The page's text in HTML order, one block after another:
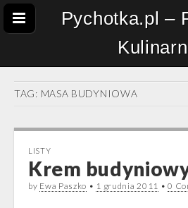
Pychotka.pl –
TAG: MASA BUDYNIOWA
LISTY
Krem
by Ewa Paszko • 1 grudnia 2011 •0